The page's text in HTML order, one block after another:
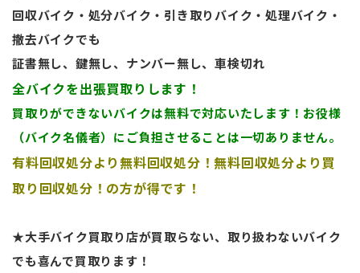
回収バイク・処分バイク・引き取りバイク・処理バイク・
撤去バイクでも
証書無し、鍵無し、ナンバー無し、車検切れ
全バイクを出張買取りします！
買取りができないバイクは無料で対応いたします！お役様
（バイク名儀者）にご負担させることは一切ありません。
有料回収処分より無料回収処分！無料回収処分より買
取り回収処分！の方が得です！
★大手バイク買取り店が買取らない、取り扱わないバイク
でも喜んで買取ります！